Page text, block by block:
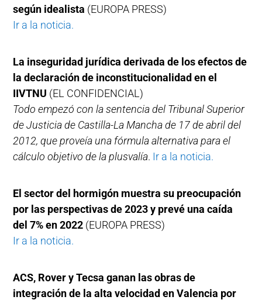
según idealista (EUROPA PRESS)
Ir a la noticia.
La inseguridad jurídica derivada de los efectos de
la declaración de inconstitucionalidad en el
IIVTNU (EL CONFIDENCIAL)
Todo empezó con la sentencia del Tribunal Superior
de Justicia de Castilla-La Mancha de 17 de abril del
2012, que proveía una fórmula alternativa para el
cálculo objetivo de la plusvalía. Ir a la noticia.
El sector del hormigón muestra su preocupación
por las perspectivas de 2023 y prevé una caída
del 7% en 2022 (EUROPA PRESS)
Ir a la noticia.
ACS, Rover y Tecsa ganan las obras de
integración de la alta velocidad en Valencia por